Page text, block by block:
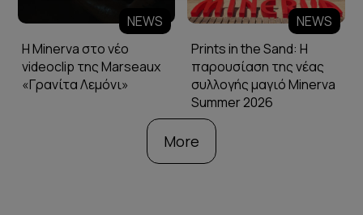
NEWS
Η Minerva στο νέο
videoclip της Marseaux
«Γρανίτα Λεμόνι»
NEWS
Prints in the Sand: Η
παρουσίαση της νέας
συλλογής μαγιό Minerva
Summer 2026
More